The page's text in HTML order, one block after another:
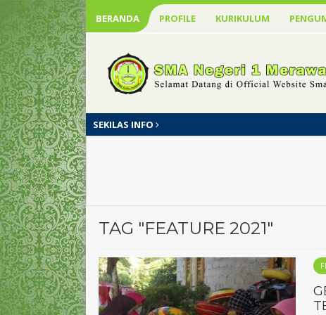
BERANDA PROFILE KURIKULUM
SEKILAS INFO
TAG "FEATURE 2021"